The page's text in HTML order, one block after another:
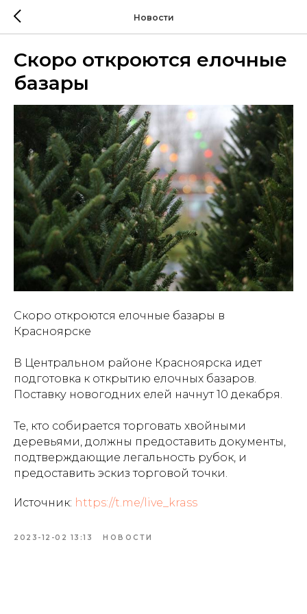
Новости
Скоро откроются елочные
базары
Скоро откроются елочные базары в
Красноярске
В Центральном районе Красноярска идет
подготовка к открытию елочных базаров.
Поставку новогодних елей начнут 10 декабря.
Те, кто собирается торговать хвойными
деревьями, должны предоставить документы,
подтверждающие легальность рубок, и
предоставить эскиз торговой точки.
Источник: https://t.me/live_krass
2023-12-02 13:13 НОВОСТИ